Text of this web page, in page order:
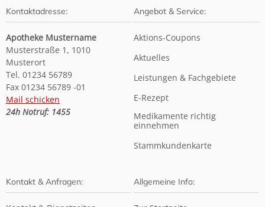
Kontaktadresse:
Apotheke Mustername
Musterstraße 1, 1010
Musterort
Tel. 01234 56789
Fax 01234 56789 -01
Mail schicken
24h Notruf: 1455
Angebot & Service:
Aktions-Coupons
Aktuelles
Leistungen & Fachgebiete
E-Rezept
Medikamente richtig
einnehmen
Stammkundenkarte
Kontakt & Anfragen: Allgemeine Info: